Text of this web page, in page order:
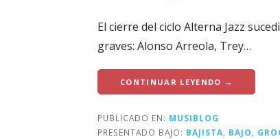
El cierre del ciclo Alterna Jazz
graves: Alonso Arreola, Trey…
CONTINUAR LEYENDO →
PUBLICADO EN: MUSIBLOG
PRESENTADO BAJO: BAJISTA BAJO